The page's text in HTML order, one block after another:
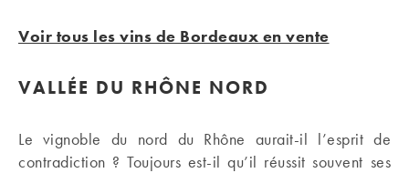
Voir tous les vins de Bordeaux en vente
VALLÉE DU RHÔNE NORD
Le vignoble du nord du Rhône aurait-il l’esprit de
contradiction ? Toujours est-il qu’il réussit souvent ses